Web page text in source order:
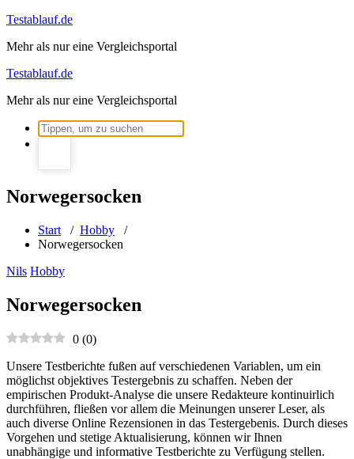
Zum
springen
Testablauf.de
Mehr als nur eine Vergleichsportal
Testablauf.de
Mehr als nur eine Vergleichsportal
Suchen
nach:
Norwegersocken
Start / Hobby /
Norwegersocken
Nils Hobby
Norwegersocken
0 (0)
Unsere Testberichte fußen auf verschiedenen Variablen, um ein
möglichst objektives Testergebnis zu schaffen. Neben der
empirischen Produkt-Analyse die unsere Redakteure kontinuirlich
durchführen, fließen vor allem die Meinungen unserer Leser, als
auch diverse Online Rezensionen in das Testergebenis. Durch dieses
Vorgehen und stetige Aktualisierung, können wir Ihnen
unabhängige und informative Testberichte zu Verfügung stellen.